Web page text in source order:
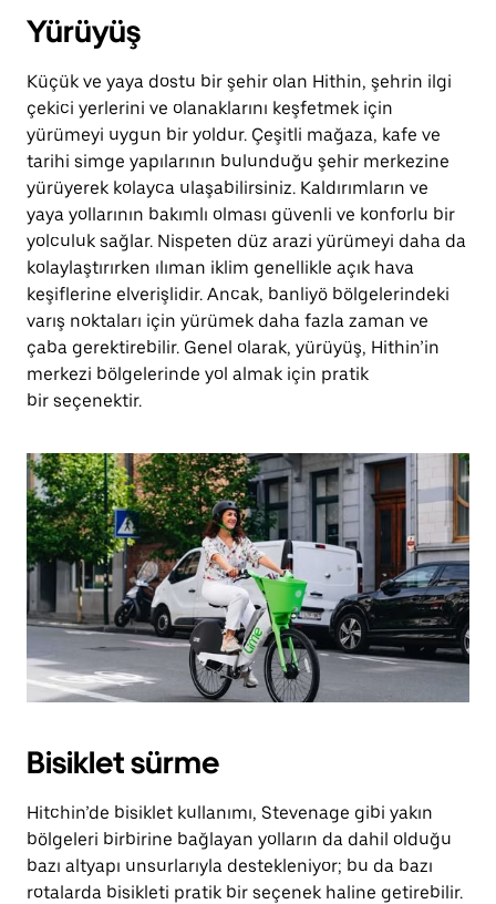
Yürüyüş
Küçük ve yaya dostu bir şehir olan Hithin, şehrin ilgi
çekici yerlerini ve olanaklarını keşfetmek için
yürümeyi uygun bir yoldur. Çeşitli mağaza, kafe ve
tarihi simge yapılarının bulunduğu şehir merkezine
yürüyerek kolayca ulaşabilirsiniz. Kaldırımların ve
yaya yollarının bakımlı olması güvenli ve konforlu bir
yolculuk sağlar. Nispeten düz arazi yürümeyi daha da
kolaylaştırırken ılıman iklim genellikle açık hava
keşiflerine elverişlidir. Ancak, banliyö bölgelerindeki
varış noktaları için yürümek daha fazla zaman ve
çaba gerektirebilir. Genel olarak, yürüyüş, Hithin’in
merkezi bölgelerinde yol almak için pratik
bir seçenektir.
Bisiklet sürme
Hitchin’de bisiklet kullanımı, Stevenage gibi yakın
bölgeleri birbirine bağlayan yolların da dahil olduğu
bazı altyapı unsurlarıyla destekleniyor; bu da bazı
rotalarda bisikleti pratik bir seçenek haline getirebilir.